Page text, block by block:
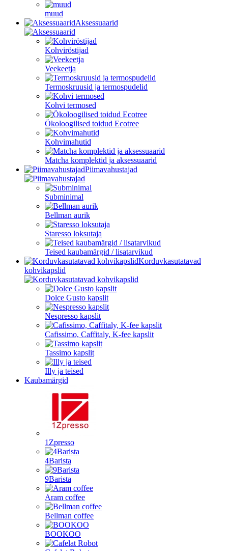
muud
Aksessuaarid
Kohviröstijad
Veekeetja
Termoskruusid ja termospudelid
Kohvi termosed
Ökoloogilised toidud Ecotree
Kohvimahutid
Matcha komplektid ja aksessuaarid
Piimavahustajad
Subminimal
Bellman aurik
Staresso loksutaja
Teised kaubamärgid / lisatarvikud
Korduvkasutatavad
kohvikapslid
Dolce Gusto kapslit
Nespresso kapslit
Cafissimo, Caffitaly, K-fee kapslit
Tassimo kapslit
Illy ja teised
Kaubamärgid
1Zpresso
4Barista
9Barista
Aram coffee
Bellman coffee
BOOKOO